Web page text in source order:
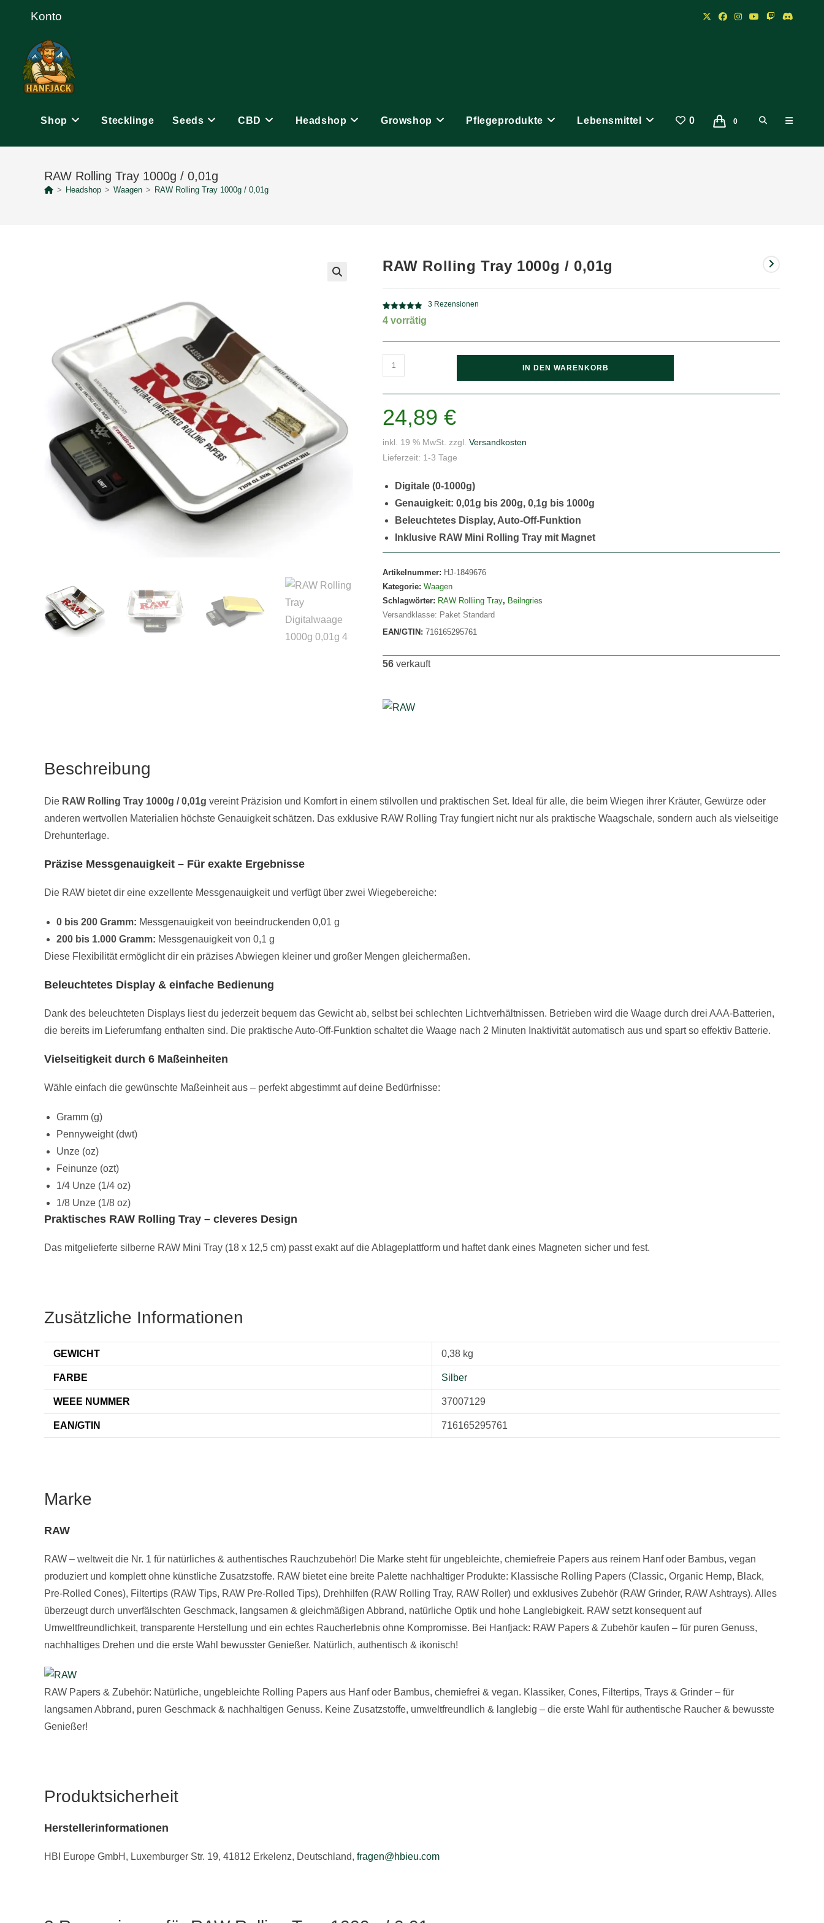
Konto
Shop Stecklinge Seeds CBD Headshop Growshop Pflegeprodukte Lebensmittel 0 0 Website-
RAW Rolling Tray 1000g / 0,01g
> Headshop > Waagen > RAW Rolling Tray 1000g / 0,01g
RAW Rolling Tray 1000g / 0,01g
Bewertet mit
3
Kundenbewe
rtungen
3Rezensionen
4 vorrätig
RAW
Rolling
Tray
/
0,01g
Menge
IN DEN WARENKORB
24,89 €
inkl. 19 % MwSt. zzgl. Versandkosten
Lieferzeit: 1-3 Tage
Digitale (0-1000g)
Genauigkeit: 0,01g bis 200g, 0,1g bis 1000g
Beleuchtetes Display, Auto-Off-Funktion
Inklusive RAW Mini Rolling Tray mit Magnet
Artikelnummer: HJ-1849676
Kategorie: Waagen
Schlagwörter: RAW Rolliing Tray, Beilngries
Versandklasse: Paket Standard
EAN/GTIN: 716165295761
56 verkauft
Beschreibung
Die RAW Rolling Tray 1000g / 0,01g vereint Präzision und Komfort in einem stilvollen und praktischen Set. Ideal für alle, die beim Wiegen ihrer Kräuter, Gewürze oder
anderen wertvollen Materialien höchste Genauigkeit schätzen. Das exklusive RAW Rolling Tray fungiert nicht nur als praktische Waagschale, sondern auch als vielseitige
Drehunterlage.
Präzise Messgenauigkeit – Für exakte Ergebnisse
Die RAW bietet dir eine exzellente Messgenauigkeit und verfügt über zwei Wiegebereiche:
0 bis 200 Gramm: Messgenauigkeit von beeindruckenden 0,01 g
200 bis 1.000 Gramm: Messgenauigkeit von 0,1 g
Diese Flexibilität ermöglicht dir ein präzises Abwiegen kleiner und großer Mengen gleichermaßen.
Beleuchtetes Display & einfache Bedienung
Dank des beleuchteten Displays liest du jederzeit bequem das Gewicht ab, selbst bei schlechten Lichtverhältnissen. Betrieben wird die Waage durch drei AAA-Batterien,
die bereits im Lieferumfang enthalten sind. Die praktische Auto-Off-Funktion schaltet die Waage nach 2 Minuten Inaktivität automatisch aus und spart so effektiv Batterie.
Vielseitigkeit durch 6 Maßeinheiten
Wähle einfach die gewünschte Maßeinheit aus – perfekt abgestimmt auf deine Bedürfnisse:
Gramm (g)
Pennyweight (dwt)
Unze (oz)
Feinunze (ozt)
1/4 Unze (1/4 oz)
1/8 Unze (1/8 oz)
Praktisches RAW Rolling Tray – cleveres Design
Das mitgelieferte silberne RAW Mini Tray (18 x 12,5 cm) passt exakt auf die Ablageplattform und haftet dank eines Magneten sicher und fest.
Zusätzliche Informationen
GEWICHT 0,38 kg
FARBE Silber
WEEE NUMMER 37007129
EAN/GTIN 716165295761
Marke
RAW
RAW – weltweit die Nr. 1 für natürliches & authentisches Rauchzubehör! Die Marke steht für ungebleichte, chemiefreie Papers aus reinem Hanf oder Bambus, vegan
produziert und komplett ohne künstliche Zusatzstoffe. RAW bietet eine breite Palette nachhaltiger Produkte: Klassische Rolling Papers (Classic, Organic Hemp, Black,
Pre-Rolled Cones), Filtertips (RAW Tips, RAW Pre-Rolled Tips), Drehhilfen (RAW Rolling Tray, RAW Roller) und exklusives Zubehör (RAW Grinder, RAW Ashtrays). Alles
überzeugt durch unverfälschten Geschmack, langsamen & gleichmäßigen Abbrand, natürliche Optik und hohe Langlebigkeit. RAW setzt konsequent auf
Umweltfreundlichkeit, transparente Herstellung und ein echtes Raucherlebnis ohne Kompromisse. Bei Hanfjack: RAW Papers & Zubehör kaufen – für puren Genuss,
nachhaltiges Drehen und die erste Wahl bewusster Genießer. Natürlich, authentisch & ikonisch!
RAW Papers & Zubehör: Natürliche, ungebleichte Rolling Papers aus Hanf oder Bambus, chemiefrei & vegan. Klassiker, Cones, Filtertips, Trays & Grinder – für
langsamen Abbrand, puren Geschmack & nachhaltigen Genuss. Keine Zusatzstoffe, umweltfreundlich & langlebig – die erste Wahl für authentische Raucher & bewusste
Genießer!
Produktsicherheit
Herstellerinformationen
HBI Europe GmbH, Luxemburger Str. 19, 41812 Erkelenz, Deutschland, fragen@hbieu.com